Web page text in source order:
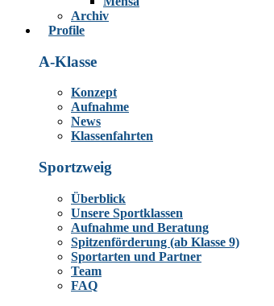
Archiv
Profile
A-Klasse
Konzept
Aufnahme
News
Klassenfahrten
Sportzweig
Überblick
Unsere Sportklassen
Aufnahme und Beratung
Spitzenförderung (ab Klasse 9)
Sportarten und Partner
Team
FAQ